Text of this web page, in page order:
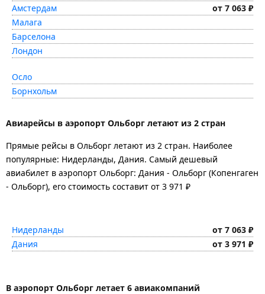
Амстердам
от 7 063 ₽
Малага
Барселона
Лондон
Осло
Борнхольм
Авиарейсы в аэропорт Ольборг летают из 2 стран
Прямые рейсы в Ольборг летают из 2 стран. Наиболее
популярные: Нидерланды, Дания. Самый дешевый
авиабилет в аэропорт Ольборг: Дания - Ольборг (Копенгаген
- Ольборг), его стоимость составит от 3 971 ₽
Нидерланды
от 7 063 ₽
Дания
от 3 971 ₽
В аэропорт Ольборг летает 6 авиакомпаний